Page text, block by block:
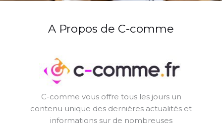
A Propos de C-comme
C-comme vous offre tous les jours un
contenu unique des dernières actualités et
informations sur de nombreuses